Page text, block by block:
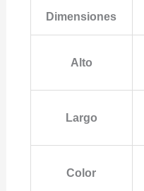
Dimensiones
Alto
Largo
Color